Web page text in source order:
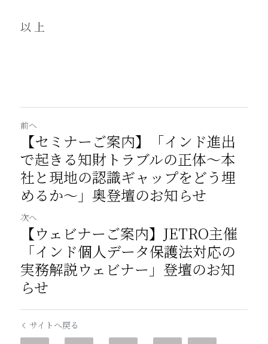
以 上
前へ
【セミナーご案内】「インド進出
で起きる知財トラブルの正体～本
社と現地の認識ギャップをどう埋
めるか～」奥登壇のお知らせ
次へ
【ウェビナーご案内】JETRO主催
「インド個人データ保護法対応の
実務解説ウェビナー」登壇のお知
らせ
サイトへ戻る